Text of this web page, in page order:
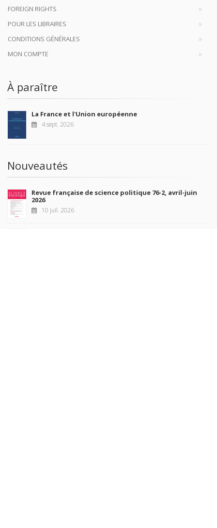
FOREIGN RIGHTS
POUR LES LIBRAIRES
CONDITIONS GÉNÉRALES
MON COMPTE
À paraître
La France et l'Union européenne
4 sept. 2026
Nouveautés
Revue française de science politique 76-2, avril-juin
2026
10 juil. 2026